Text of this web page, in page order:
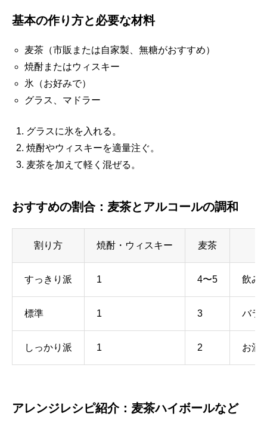
基本の作り方と必要な材料
麦茶（市販または自家製、無糖がおすすめ）
焼酎またはウィスキー
氷（お好みで）
グラス、マドラー
グラスに氷を入れる。
焼酎やウィスキーを適量注ぐ。
麦茶を加えて軽く混ぜる。
おすすめの割合：麦茶とアルコールの調和
割り方 焼酎・ウィスキー 麦茶
すっきり派 1 4〜5 飲み
標準 1 3 バラ
しっかり派 1 2 お酒
アレンジレシピ紹介：麦茶ハイボールなど